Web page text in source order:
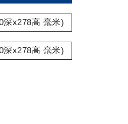
深x278高 毫米)
深x278高 毫米)